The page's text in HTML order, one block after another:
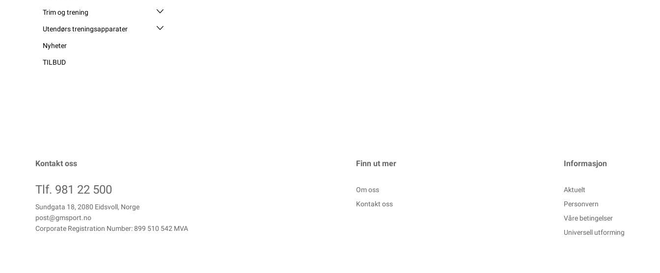
Trim og trening
Utendørs treningsapparater
Nyheter
TILBUD
Kontakt oss
Tlf. 981 22 500
Sundgata 18, 2080 Eidsvoll, Norge
post@gmsport.no
Corporate Registration Number: 899 510 542 MVA
Finn ut mer
Om oss
Kontakt oss
Informasjon
Aktuelt
Personvern
Våre betingelser
Universell utforming